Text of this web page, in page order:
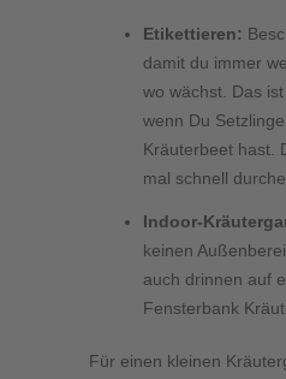
Etikettieren:
damit du immer
wo wächst. Das
wenn Du
Kräuterbeet hast.
mal schnell
Indoor-
keinen
auch drinnen auf
Fensterbank
Für einen kleinen